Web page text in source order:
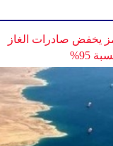
يخفض صادرات الغاز
95%